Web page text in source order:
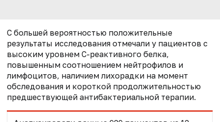
С большей вероятностью положительные
результаты исследования отмечали у пациентов с
высоким уровнем С-реактивного белка,
повышенным соотношением нейтрофилов и
лимфоцитов, наличием лихорадки на момент
обследования и короткой продолжительностью
предшествующей антибактериальной терапии.